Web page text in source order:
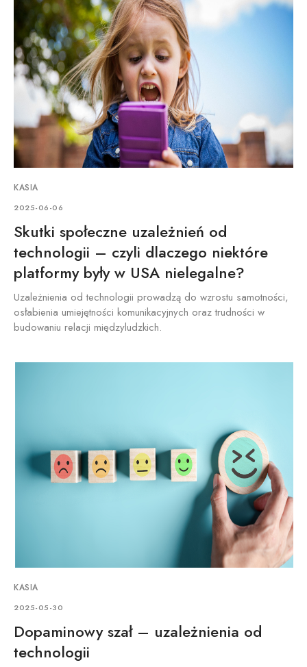
KASIA
2025-06-06
Skutki społeczne uzależnień od
technologii – czyli dlaczego niektóre
platformy były w USA nielegalne?
Uzależnienia od technologii prowadzą do wzrostu samotności,
osłabienia umiejętności komunikacyjnych oraz trudności w
budowaniu relacji międzyludzkich.
KASIA
2025-05-30
Dopaminowy szał – uzależnienia od
technologii